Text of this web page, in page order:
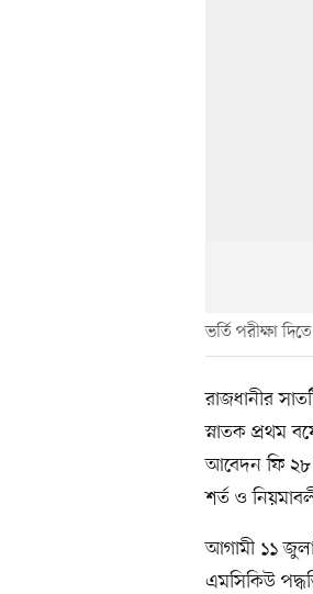
ভর্তি পরীক্ষা
রাজধানীর
স্নাতক প্রথম
আবেদন ফি ২৮
শর্ত ও
আগামী ১১
এমসিকিউ